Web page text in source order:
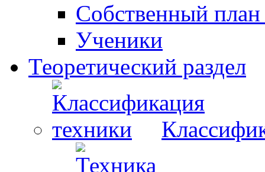
Собственный
Ученики
Теоретический раздел